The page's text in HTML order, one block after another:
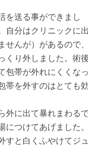
を送る事ができまし
自分はクリニックに出
んが）があるので、
くり外しました。術後
包帯が外れにくくなっ
帯を外すのはとても効
外に出て暴れまわる
つけてあげました。
すと白くふやけてジュ